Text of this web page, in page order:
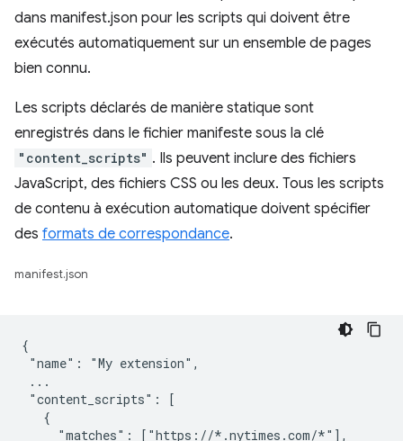
dans manifest.json pour les scripts qui doivent être
exécutés automatiquement sur un ensemble de pages
bien connu.
Les scripts déclarés de manière statique sont
enregistrés dans le fichier manifeste sous la clé
"content_scripts" . Ils peuvent inclure des fichiers
JavaScript, des fichiers CSS ou les deux. Tous les scripts
de contenu à exécution automatique doivent spécifier
des formats de correspondance.
manifest.json
{
"name": "My extension",
...
"content_scripts": [
   {
     "matches": ["https://*.nytimes.com/*"],